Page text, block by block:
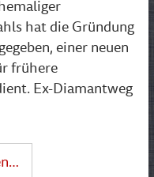
hat die Gründung
einer neuen
frühere
Ex-Diamantweg